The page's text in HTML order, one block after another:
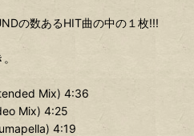
の数あるHIT曲の中の１枚!!!
Mix) 4:36
Mix) 4:25
4:19